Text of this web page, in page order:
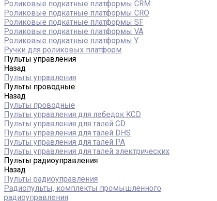
Роликовые подкатные платформы CRM
Роликовые подкатные платформы CRO
Роликовые подкатные платформы SF
Роликовые подкатные платформы VA
Роликовые подкатные платформы Y
Ручки для роликовых платформ
Пульты управления
Назад
Пульты управления
Пульты проводные
Назад
Пульты проводные
Пульты управления для лебедок KCD
Пульты управления для талей CD
Пульты управления для талей DHS
Пульты управления для талей РА
Пульты управления для талей электрических
Пульты радиоуправления
Назад
Пульты радиоуправления
Радиопульты, комплекты промышленного
радиоуправления